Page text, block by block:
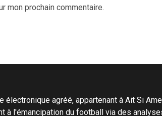
mon prochain commentaire.
agréé, appartenant à Ait Si
l'émancipation du football via des